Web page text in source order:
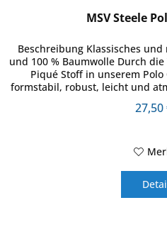
MSV Steele
Beschreibung Klassisches
und 100 % Baumwolle Durch
Piqué Stoff in unserem
formstabil, robust, leicht und
27,50